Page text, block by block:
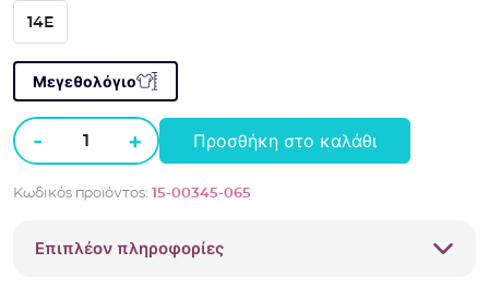
14E
Μεγεθολόγιο
-
Ζιβάγκο
Mayoral
065
+ Προσθήκη στο καλάθι
Κωδικός προϊόντος: 15-00345-065
Επιπλέον πληροφορίες